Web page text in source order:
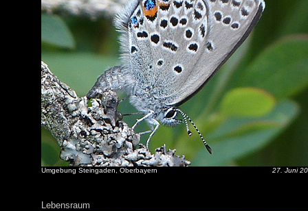
Umgebung Steingaden, Oberbayern 27. Juni
Lebensraum